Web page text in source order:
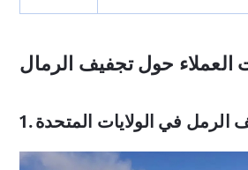
العملاء حول تجفيف الرمال
الرمل في الولايات المتحدة